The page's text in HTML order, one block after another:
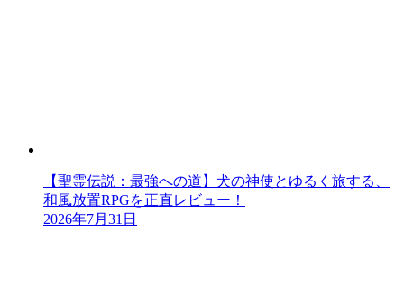
【聖霊伝説：最強への道】犬の神使とゆるく旅する、
和風放置RPGを正直レビュー！
2026年7月31日